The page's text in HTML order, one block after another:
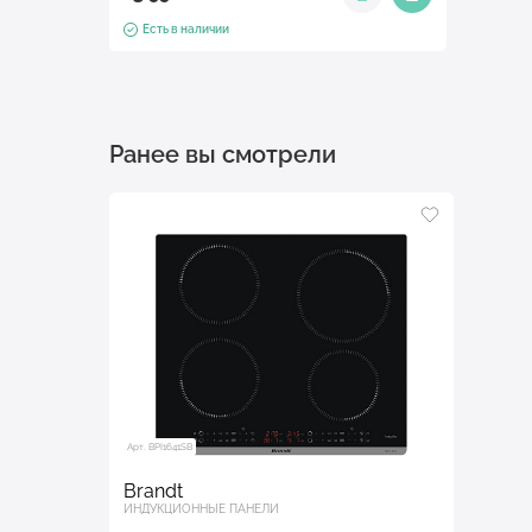
Есть в наличии
Ранее вы смотрели
Арт. BPI1641SB
Brandt
ИНДУКЦИОННЫЕ ПАНЕЛИ